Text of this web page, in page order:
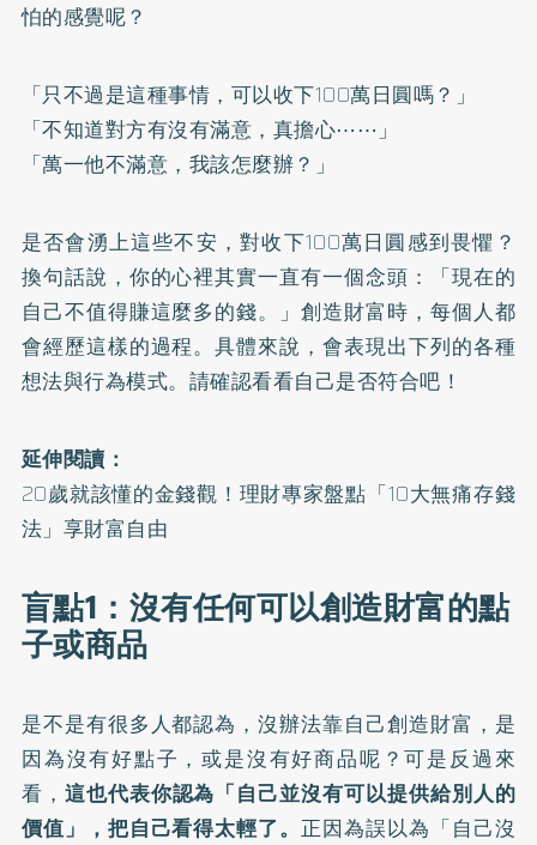
怕的感覺呢？
「只不過是這種事情，可以收下100萬日圓嗎？」
「不知道對方有沒有滿意，真擔心⋯⋯」
「萬一他不滿意，我該怎麼辦？」
是否會湧上這些不安，對收下100萬日圓感到畏懼？
換句話說，你的心裡其實一直有一個念頭：「現在的
自己不值得賺這麼多的錢。」創造財富時，每個人都
會經歷這樣的過程。具體來說，會表現出下列的各種
想法與行為模式。請確認看看自己是否符合吧！
延伸閱讀：
20歲就該懂的金錢觀！理財專家盤點「10大無痛存錢
法」享財富自由
盲點1：沒有任何可以創造財富的點
子或商品
是不是有很多人都認為，沒辦法靠自己創造財富，是
因為沒有好點子，或是沒有好商品呢？可是反過來
看， 這也代表你認為「自己並沒有可以提供給別人的
價值」，把自己看得太輕了。正因為誤以為「自己沒